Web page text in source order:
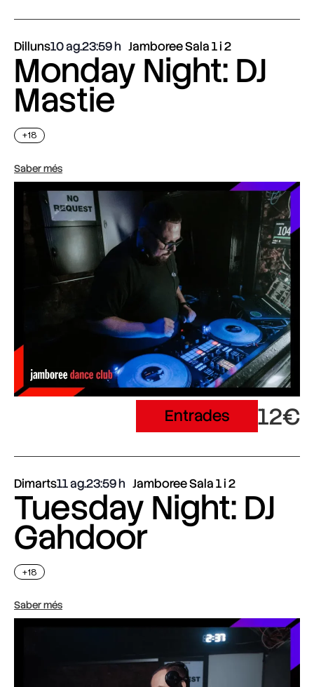
Dilluns10 ag.23:59 Jamboree Sala 1 i 2
Monday Night: DJ
Mastie
+18
Saber més
Entrades 12€
Dimarts11 ag.23:59 Jamboree Sala 1 i 2
Tuesday Night: DJ
Gahdoor
+18
Saber més